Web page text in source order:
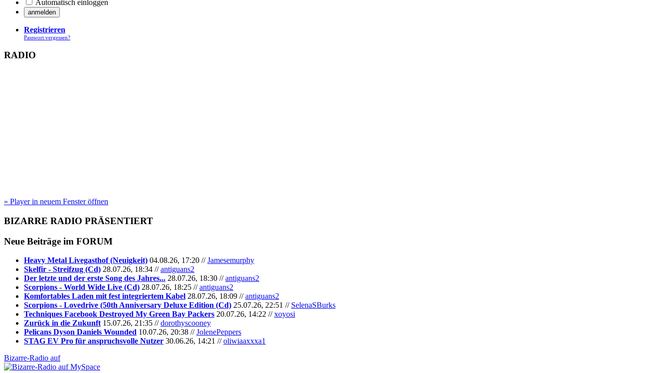
Automatisch einloggen
Registrieren
Passwort vergessen?
RADIO
» Player in neuem Fenster öffnen
BIZARRE RADIO PRÄSENTIERT
Neue Beiträge im FORUM
Heavy Metal Livegasthof (Neuigkeit) 04.08.26, 17:20 //Jamesemurphy
Skelfir - Streifzug (Cd) 28.07.26, 18:34 //antiguans2
Der letzte und der erste Song des Jahres... 28.07.26, 18:30 //antiguans2
Scorpions - World Wide Live (Cd) 28.07.26, 18:25 //antiguans2
Komfortables Laden mit fest integriertem Kabel 28.07.26, 18:09 //antiguans2
Scorpions - Lovedrive (50th Anniversary Deluxe Edition (Cd) 25.07.26, 22:51 // SelenaSBurks
Techniques Facebook Destroyed My Green Bay Packers 20.07.26, 14:22 //xoyosi
Zurück in die Zukunft 15.07.26, 21:35 //dorothyscooney
Pelicans Dyson Daniels Wounded 10.07.26, 20:38 //JolenePeppers
STAG EV Pro für anspruchsvolle Nutzer 30.06.26, 14:21 //oliwiaaxxxa1
Bizarre-Radio auf